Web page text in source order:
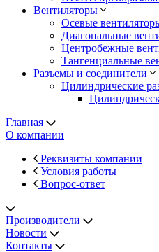
Вентиляторы
Осевые
Диагональные
Центробежные
Тангенциальные
Разъемы и соединители
Цилиндрические
Главная
О компании
Реквизиты компании
Условия работы
Вопрос-ответ
Производители
Новости
Контакты